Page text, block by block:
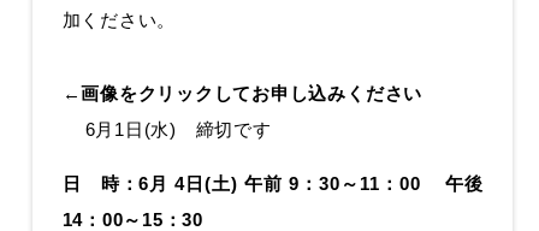
加ください。
←画像をクリックしてお申し込みください
6月1日(水) 締切です
日 時：6月 4日(土) 午前 9：30～11：00 午後
14：00～15：30